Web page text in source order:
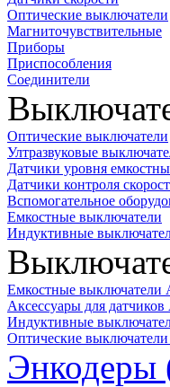
Оптические выключатели
Магниточувствительные
Приборы
Приспособления
Соединители
Оптические выключатели
Ултразвуковые
Датчики уровня
Датчики контроля
Вспомогательное
Емкостные выключатели
Индуктивные
Емкостные выключатели
Аксессуары для датчиков
Индуктивные
Оптические
Энкодеры